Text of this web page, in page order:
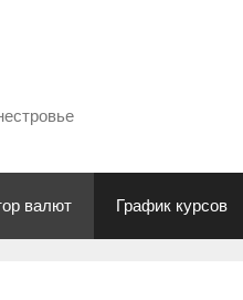
валют График курсов